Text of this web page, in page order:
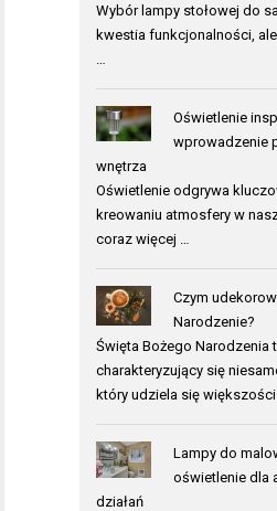
Wybór lampy stołowej do
kwestia funkcjonalności,
Oświetlenie
wprowadzenie
wnętrza
Oświetlenie odgrywa
kreowaniu atmosfery w
coraz więcej …
Czym
Narodzenie?
Święta Bożego Narodzenia
charakteryzujący się
który udziela się większości
Lampy do
oświetlenie dla
działań